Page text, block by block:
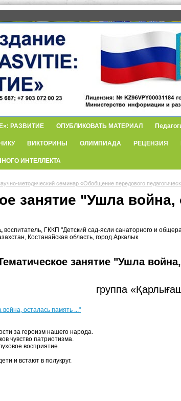
РАЗВИТИЕ ОПУБЛИКОВАТЬ МАТЕРИАЛ
ВИКТОРИНЫ ОЛИМПИАДА РЕЦЕНЗИЯ
ИНТЕЛЛЕКТА
методический семинар «Обобщение передового
занятие "Ушла
воспитатель, ГККП "Детский сад-ясли санаторного и
Костанайская область, город Аркалык
занятие "Ушла
группа
осталась память ..."
за героизм нашего народа.
чувство патриотизма.
восприятие.
и встают в полукруг.